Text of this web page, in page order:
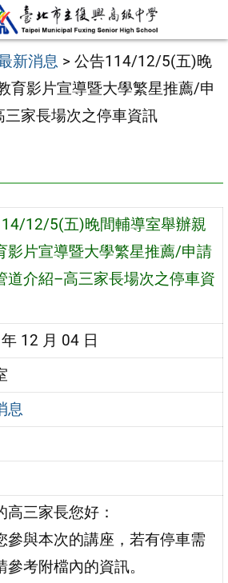
新消息 > 公告114/12/5(五)晚
育影片宣導暨大學繁星推薦/申
家長場次之停車資訊
12/5(五)晚間輔導室舉辦親
影片宣導暨大學繁星推薦/申請
道介紹–高三家長場次之停車資
12 月 04 日
息
高三家長您好：
參與本次的講座，若有停車需
參考附檔內的資訊。